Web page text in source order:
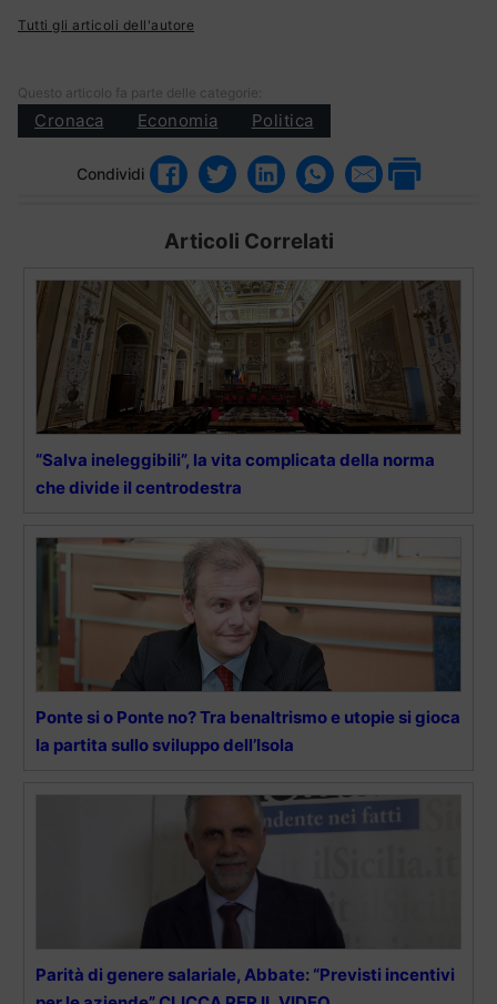
Tutti gli articoli dell'autore
Questo articolo fa parte delle categorie:
Cronaca Economia Politica
Condividi
Articoli Correlati
“Salva ineleggibili”, la vita complicata della norma
che divide il centrodestra
Ponte si o Ponte no? Tra benaltrismo e utopie si gioca
la partita sullo sviluppo dell’Isola
Parità di genere salariale, Abbate: “Previsti incentivi